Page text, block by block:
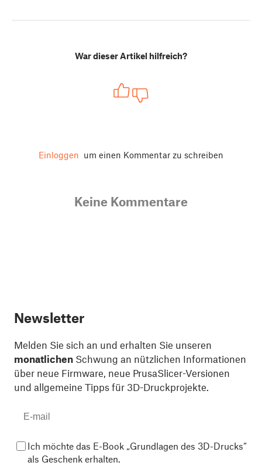
War dieser Artikel hilfreich?
Einloggen um einen Kommentar zu schreiben
Keine Kommentare
Newsletter
Melden Sie sich an und erhalten Sie unseren
monatlichen Schwung an nützlichen Informationen
über neue Firmware, neue PrusaSlicer-Versionen
und allgemeine Tipps für 3D-Druckprojekte.
Ich möchte das E-Book „Grundlagen des 3D-Drucks“
als Geschenk erhalten.